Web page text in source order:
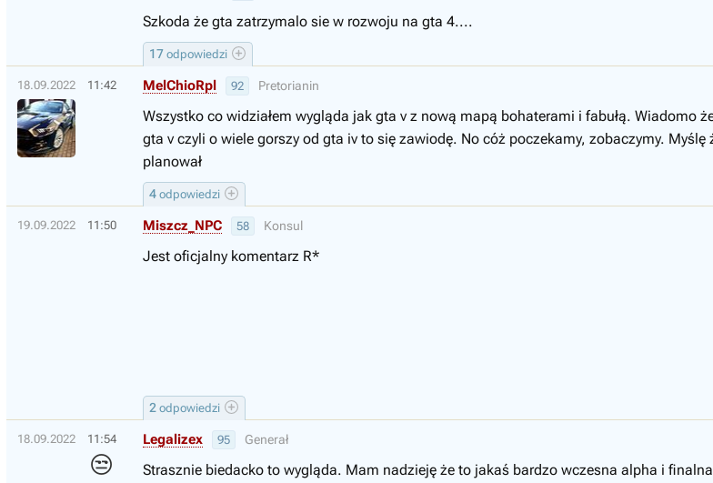
17 odpowiedzi
Szkoda że gta zatrzymalo sie w rozwoju na gta 4....
18.09.2022 11:42
4 odpowiedzi
MelChioRpl 92 Pretorianin
Wszystko co widziałem wygląda jak gta v z nową mapą bohaterami i fabułą.
gta v czyli o wiele gorszy od gta iv to się zawiodę. No cóż poczekamy, zobaczymy.
planował
19.09.2022 11:50
2 odpowiedzi
Miszcz_NPC 58 Konsul
Jest oficjalny komentarz R*
18.09.2022 11:54
😒
Legalizex 95 Generał
Strasznie biedacko to wygląda. Mam nadzieję że to jakaś bardzo wczesna alpha i